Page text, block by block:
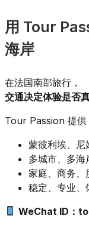
用 Tour
海岸
在法国南部旅行，
交通决定体验是否
Tour Passion 提供
蒙彼利埃、尼
多城市、多海
家庭、商务、
稳定、专业、
WeChat ID：